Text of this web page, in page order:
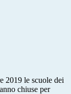
2019 le scuole dei
chiuse per